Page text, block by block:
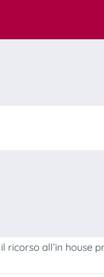
all’in house